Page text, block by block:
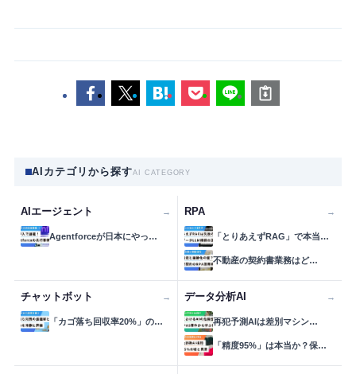
AIカテゴリから探すAI CATEGORY
AIエージェント →
Agentforceが日本にやっ…
RPA →
「とりあえずRAG」で本当…
不動産の契約書業務はど…
チャットボット →
「カゴ落ち回収率20%」の…
データ分析AI →
再犯予測AIは差別マシン…
「精度95%」は本当か？保…